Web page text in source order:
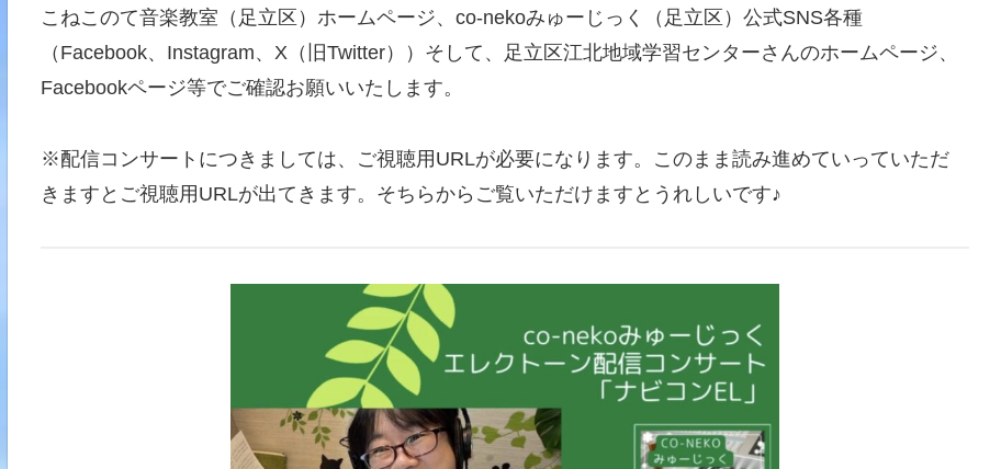
こねこのて音楽教室（足立区）ホームページ、co-nekoみゅーじっく（足立区）公式SNS各種
（Facebook、Instagram、X（旧Twitter））そして、足立区江北地域学習センターさんのホームページ、
Facebookページ等でご確認お願いいたします。
※配信コンサートにつきましては、ご視聴用URLが必要になります。このまま読み進めていっていただ
きますとご視聴用URLが出てきます。そちらからご覧いただけますとうれしいです♪